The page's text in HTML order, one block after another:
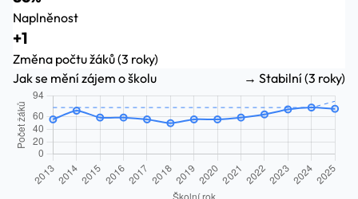
Naplněnost
+1
Změna počtu žáků (3 roky)
Jak se mění zájem o školu
→ Stabilní (3 roky)